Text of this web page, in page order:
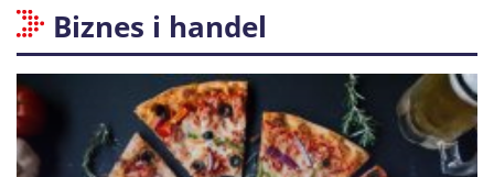
Biznes i handel